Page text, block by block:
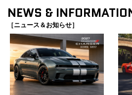
NEWS &
［ニュース＆お知らせ］